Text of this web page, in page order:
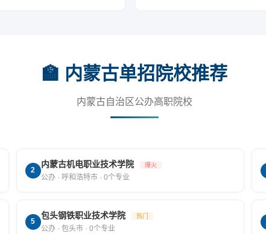
🏫 内蒙古单招院校推荐
内蒙古自治区公办高职院校
2
内蒙古机电职业技术学院 爆火
公办 · 呼和浩特市 · 0个专业
5
包头钢铁职业技术学院 热门
公办 · 包头市 · 0个专业